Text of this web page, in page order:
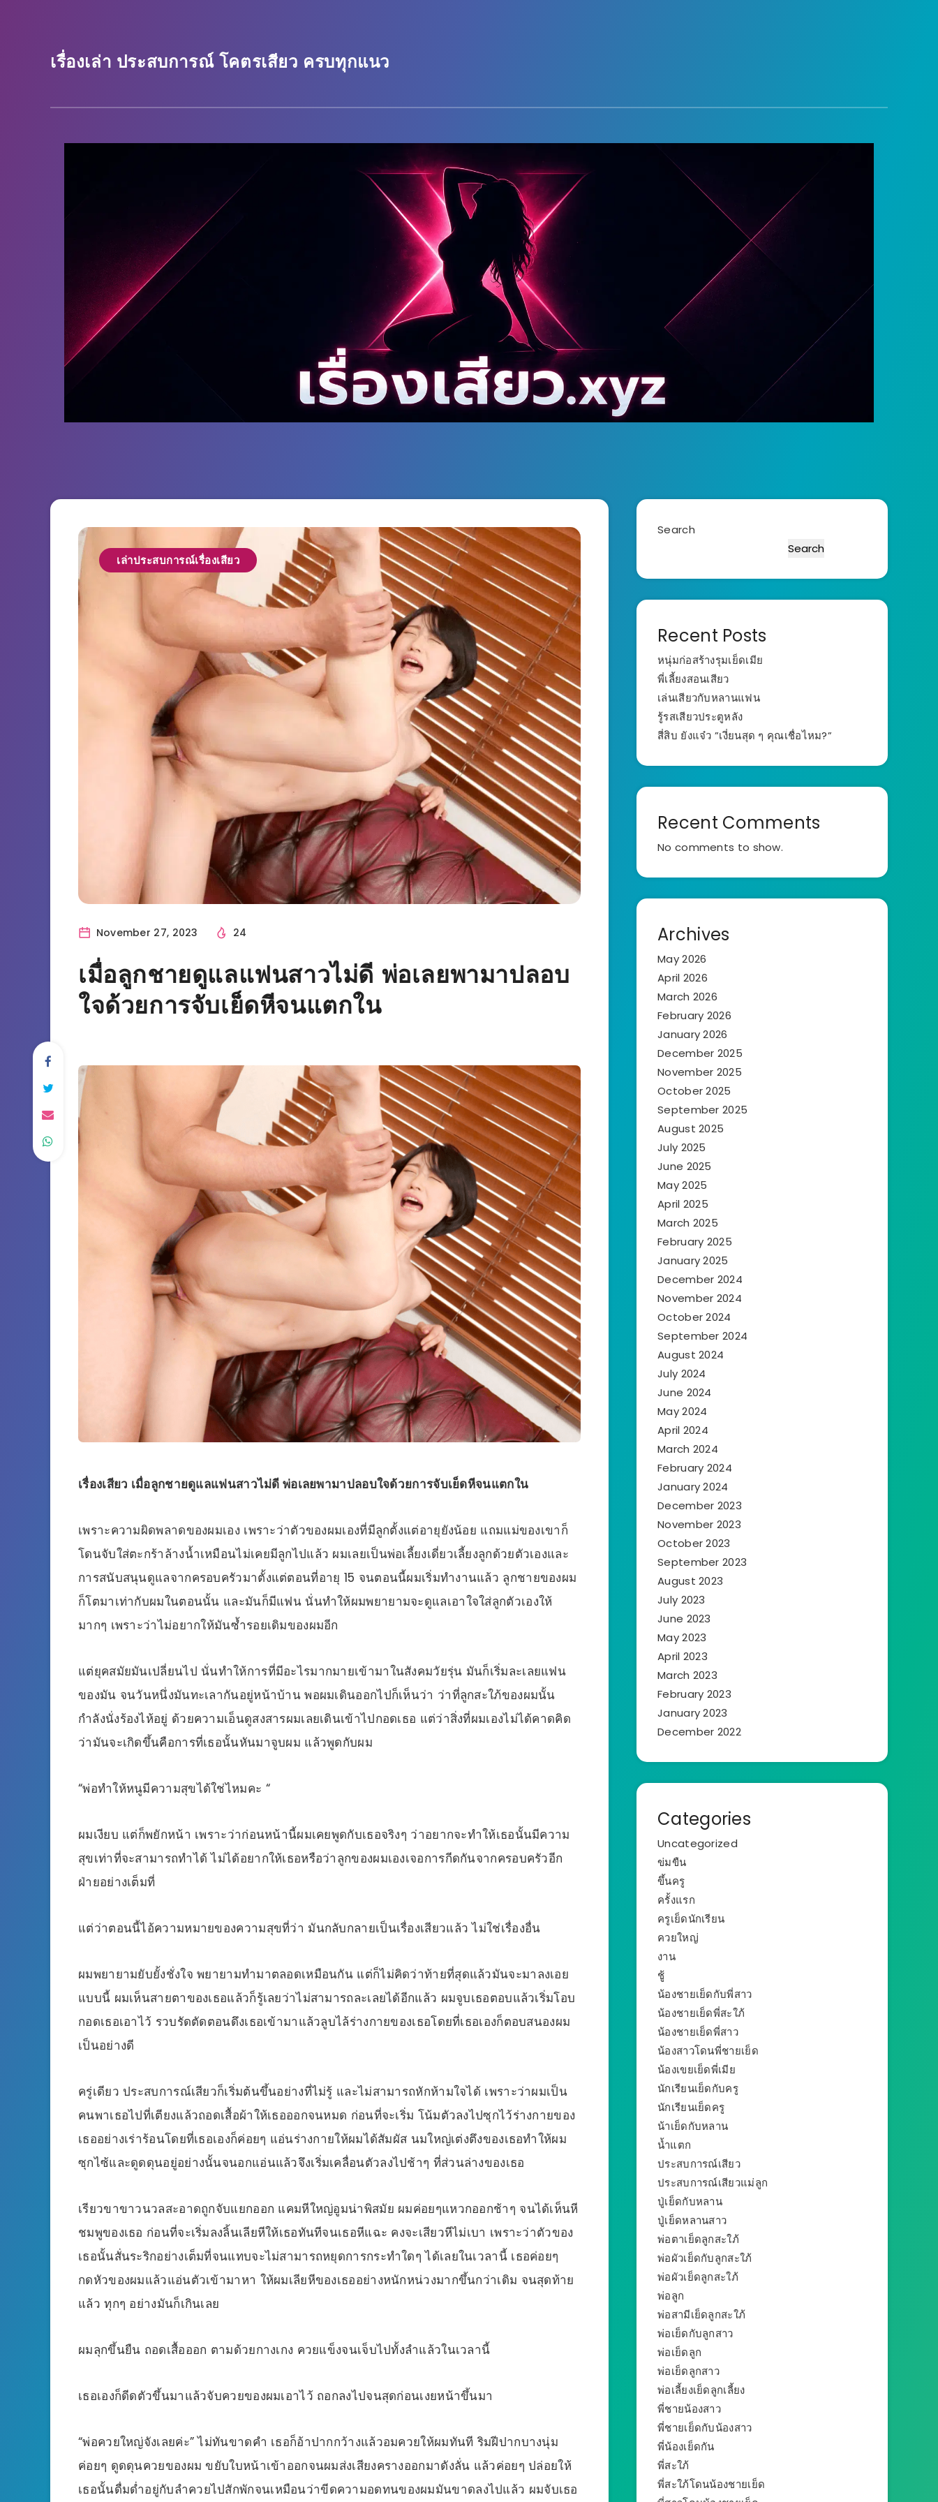
เรื่องเล่า ประสบการณ์ โคตรเสียว ครบทุกแนว
เล่าประสบการณ์เรื่องเสียว
November 27, 2023 24
เมื่อลูกชายดูแลแฟนสาวไม่ดี พ่อเลยพามาปลอบ
ใจด้วยการจับเย็ดหีจนแตกใน
เรื่องเสียว เมื่อลูกชายดูแลแฟนสาวไม่ดี พ่อเลยพามาปลอบใจด้วยการจับเย็ดหีจนแตกใน
เพราะความผิดพลาดของผมเอง เพราะว่าตัวของผมเองที่มีลูกตั้งแต่อายุยังน้อย แถมแม่ของเขาก็
โดนจับใส่ตะกร้าล้างน้ำเหมือนไม่เคยมีลูกไปแล้ว ผมเลยเป็นพ่อเลี้ยงเดี่ยวเลี้ยงลูกด้วยตัวเองและ
การสนับสนุนดูแลจากครอบครัวมาตั้งแต่ตอนที่อายุ 15 จนตอนนี้ผมเริ่มทำงานแล้ว ลูกชายของผม
ก็โตมาเท่ากับผมในตอนนั้น และมันก็มีแฟน นั่นทำให้ผมพยายามจะดูแลเอาใจใส่ลูกตัวเองให้
มากๆ เพราะว่าไม่อยากให้มันซ้ำรอยเดิมของผมอีก
แต่ยุคสมัยมันเปลี่ยนไป นั่นทำให้การที่มีอะไรมากมายเข้ามาในสังคมวัยรุ่น มันก็เริ่มละเลยแฟน
ของมัน จนวันหนึ่งมันทะเลากันอยู่หน้าบ้าน พอผมเดินออกไปก็เห็นว่า ว่าที่ลูกสะใภ้ของผมนั้น
กำลังนั่งร้องไห้อยู่ ด้วยความเอ็นดูสงสารผมเลยเดินเข้าไปกอดเธอ แต่ว่าสิ่งที่ผมเองไม่ได้คาดคิด
ว่ามันจะเกิดขึ้นคือการที่เธอนั้นหันมาจูบผม แล้วพูดกับผม
“พ่อทำให้หนูมีความสุขได้ใช่ไหมคะ “
ผมเงียบ แต่ก็พยักหน้า เพราะว่าก่อนหน้านี้ผมเคยพูดกับเธอจริงๆ ว่าอยากจะทำให้เธอนั้นมีความ
สุขเท่าที่จะสามารถทำได้ ไม่ได้อยากให้เธอหรือว่าลูกของผมเองเจอการกีดกันจากครอบครัวอีก
ฝ่ายอย่างเต็มที่
แต่ว่าตอนนี้ไอ้ความหมายของความสุขที่ว่า มันกลับกลายเป็นเรื่องเสียวแล้ว ไม่ใช่เรื่องอื่น
ผมพยายามยับยั้งชั่งใจ พยายามทำมาตลอดเหมือนกัน แต่ก็ไม่คิดว่าท้ายที่สุดแล้วมันจะมาลงเอย
แบบนี้ ผมเห็นสายตาของเธอแล้วก็รู้เลยว่าไม่สามารถละเลยได้อีกแล้ว ผมจูบเธอตอบแล้วเริ่มโอบ
กอดเธอเอาไว้ รวบรัดตัดตอนดึงเธอเข้ามาแล้วลูบไล้ร่างกายของเธอโดยที่เธอเองก็ตอบสนองผม
เป็นอย่างดี
ครู่เดียว ประสบการณ์เสียวก็เริ่มต้นขึ้นอย่างที่ไม่รู้ และไม่สามารถหักห้ามใจได้ เพราะว่าผมเป็น
คนพาเธอไปที่เตียงแล้วถอดเสื้อผ้าให้เธอออกจนหมด ก่อนที่จะเริ่ม โน้มตัวลงไปซุกไว้ร่างกายของ
เธออย่างเร่าร้อนโดยที่เธอเองก็ค่อยๆ แอ่นร่างกายให้ผมได้สัมผัส นมใหญ่เต่งตึงของเธอทำให้ผม
ซุกไซ้และดูดดุนอยู่อย่างนั้นจนอกแอ่นแล้วจึงเริ่มเคลื่อนตัวลงไปช้าๆ ที่ส่วนล่างของเธอ
เรียวขาขาวนวลสะอาดถูกจับแยกออก แคมหีใหญ่อูมน่าพิสมัย ผมค่อยๆแหวกออกช้าๆ จนได้เห็นหี
ชมพูของเธอ ก่อนที่จะเริ่มลงลิ้นเลียหีให้เธอทันทีจนเธอหีแฉะ คงจะเสียวหีไม่เบา เพราะว่าตัวของ
เธอนั้นสั่นระริกอย่างเต็มที่จนแทบจะไม่สามารถหยุดการกระทำใดๆ ได้เลยในเวลานี้ เธอค่อยๆ
กดหัวของผมแล้วแอ่นตัวเข้ามาหา ให้ผมเลียหีของเธออย่างหนักหน่วงมากขึ้นกว่าเดิม จนสุดท้าย
แล้ว ทุกๆ อย่างมันก็เกินเลย
ผมลุกขึ้นยืน ถอดเสื้อออก ตามด้วยกางเกง ควยแข็งจนเจ็บไปทั้งลำแล้วในเวลานี้
เธอเองก็ดีดตัวขึ้นมาแล้วจับควยของผมเอาไว้ ถอกลงไปจนสุดก่อนเงยหน้าขึ้นมา
“พ่อควยใหญ่จังเลยค่ะ” ไม่ทันขาดคำ เธอก็อ้าปากกว้างแล้วอมควยให้ผมทันที ริมฝีปากบางนุ่ม
ค่อยๆ ดูดดุนควยของผม ขยับใบหน้าเข้าออกจนผมส่งเสียงครางออกมาดังลั่น แล้วค่อยๆ ปล่อยให้
เธอนั้นดื่มด่ำอยู่กับลำควยไปสักพักจนเหมือนว่าขีดความอดทนของผมมันขาดลงไปแล้ว ผมจับเธอ
Search
Search
Recent Posts
หนุ่มก่อสร้างรุมเย็ดเมีย
พี่เลี้ยงสอนเสียว
เล่นเสียวกับหลานแฟน
รู้รสเสียวประตูหลัง
สี่สิบ ยังแจ๋ว ”เงี่ยนสุด ๆ คุณเชื่อไหม?”
Recent Comments
No comments to show.
Archives
May 2026
April 2026
March 2026
February 2026
January 2026
December 2025
November 2025
October 2025
September 2025
August 2025
July 2025
June 2025
May 2025
April 2025
March 2025
February 2025
January 2025
December 2024
November 2024
October 2024
September 2024
August 2024
July 2024
June 2024
May 2024
April 2024
March 2024
February 2024
January 2024
December 2023
November 2023
October 2023
September 2023
August 2023
July 2023
June 2023
May 2023
April 2023
March 2023
February 2023
January 2023
December 2022
Categories
Uncategorized
ข่มขืน
ขึ้นครู
ครั้งแรก
ครูเย็ดนักเรียน
ควยใหญ่
งาน
ชู้
น้องชายเย็ดกับพี่สาว
น้องชายเย็ดพี่สะใภ้
น้องชายเย็ดพี่สาว
น้องสาวโดนพี่ชายเย็ด
น้องเขยเย็ดพี่เมีย
นักเรียนเย็ดกับครู
นักเรียนเย็ดครู
น้าเย็ดกับหลาน
น้ำแตก
ประสบการณ์เสียว
ประสบการณ์เสียวแม่ลูก
ปู่เย็ดกับหลาน
ปู่เย็ดหลานสาว
พ่อตาเย็ดลูกสะใภ้
พ่อผัวเย็ดกับลูกสะใภ้
พ่อผัวเย็ดลูกสะใภ้
พ่อลูก
พ่อสามีเย็ดลูกสะใภ้
พ่อเย็ดกับลูกสาว
พ่อเย็ดลูก
พ่อเย็ดลูกสาว
พ่อเลี้ยงเย็ดลูกเลี้ยง
พี่ชายน้องสาว
พี่ชายเย็ดกับน้องสาว
พี่น้องเย็ดกัน
พี่สะใภ้
พี่สะใภ้โดนน้องชายเย็ด